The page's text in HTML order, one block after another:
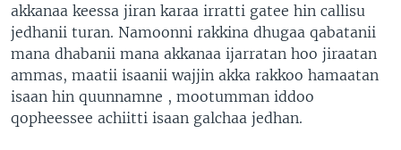
akkanaa keessa jiran karaa irratti gatee hin callisu
jedhanii turan. Namoonni rakkina dhugaa qabatanii
mana dhabanii mana akkanaa ijarratan hoo jiraatan
ammas, maatii isaanii wajjin akka rakkoo hamaatan
isaan hin quunnamne , mootumman iddoo
qopheessee achiitti isaan galchaa jedhan.